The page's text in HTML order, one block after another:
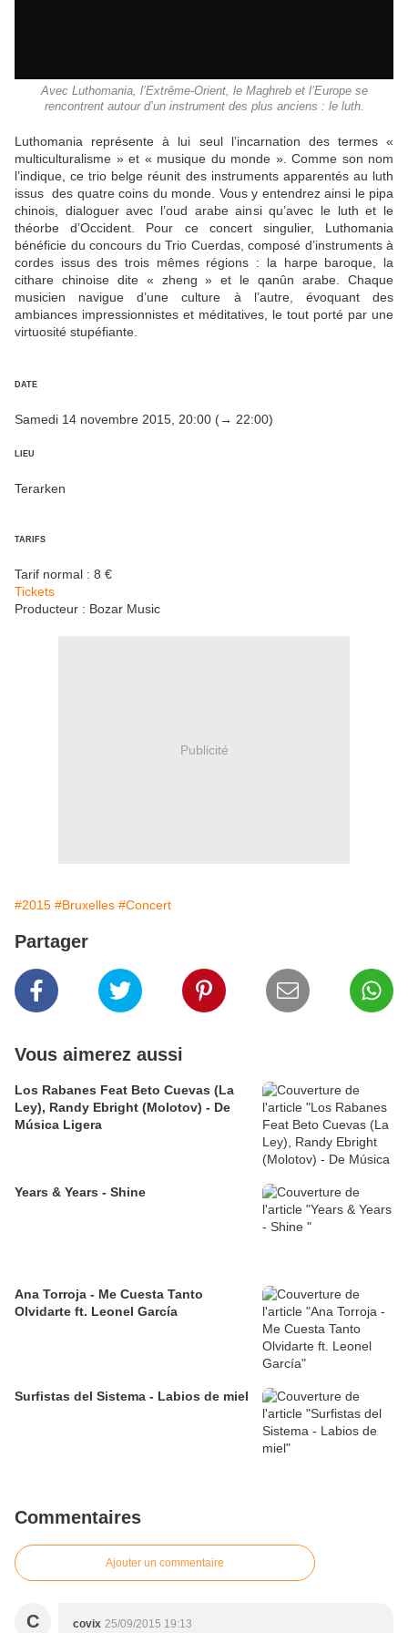
Avec Luthomania, l’Extrême-Orient, le Maghreb et l’Europe se
rencontrent autour d’un instrument des plus anciens : le luth.
Luthomania représente à lui seul l’incarnation des termes «
multiculturalisme » et « musique du monde ». Comme son nom
l’indique, ce trio belge réunit des instruments apparentés au luth
issus des quatre coins du monde. Vous y entendrez ainsi le pipa
chinois, dialoguer avec l’oud arabe ainsi qu’avec le luth et le
théorbe d’Occident. Pour ce concert singulier, Luthomania
bénéficie du concours du Trio Cuerdas, composé d’instruments à
cordes issus des trois mêmes régions : la harpe baroque, la
cithare chinoise dite « zheng » et le qanûn arabe. Chaque
musicien navigue d’une culture à l’autre, évoquant des
ambiances impressionnistes et méditatives, le tout porté par une
virtuosité stupéfiante.
DATE
Samedi 14 novembre 2015, 20:00 (→ 22:00)
LIEU
Terarken
TARIFS
Tarif normal : 8 €
Tickets
Producteur : Bozar Music
Publicité
#2015 #Bruxelles #Concert
Partager
Vous aimerez aussi
Los Rabanes Feat Beto Cuevas (La
Ley), Randy Ebright (Molotov) - De
Música Ligera
Years & Years - Shine
Ana Torroja - Me Cuesta Tanto
Olvidarte ft. Leonel García
Surfistas del Sistema - Labios de miel
Commentaires
Ajouter un commentaire
C covix 25/09/2015 19:13